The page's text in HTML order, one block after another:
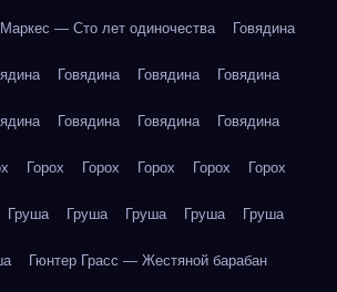
Маркес — Сто лет одиночества Говядина
Говядина Говядина Говядина
Говядина Говядина Говядина
Горох Горох Горох Горох Горох
Груша Груша Груша Груша Груша
Гюнтер Грасс — Жестяной барабан